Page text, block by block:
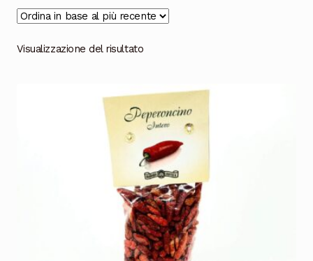
Legumi
Visualizzazione del risultato